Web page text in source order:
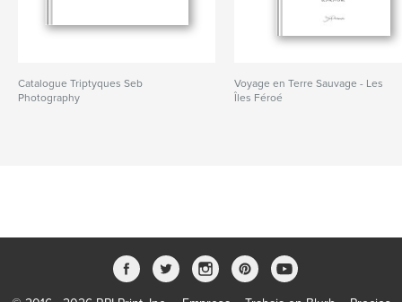
Catalogue Triptyques Seb
Photography
Voyage en Terre Sauvage - Les
Îles Féroé